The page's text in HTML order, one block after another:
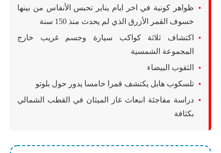
ظواهر كونية في اخر ايام يناير تحبس الأنفاس من بينها
خسوف القمر الأزرق الذي لم يحدث منذ 150 سنة
اكتشاف ثلاثة كواكب سيارة وجسم غريب خارج
المجموعة الشمسية
الثقوب البيضاء
تلسكوب هابل يكتشف قمرا خامسا يدور حول بلوتو
دراسة مفاجئة انبعاث غاز الميثان في القطب الشمالي
بكثافة